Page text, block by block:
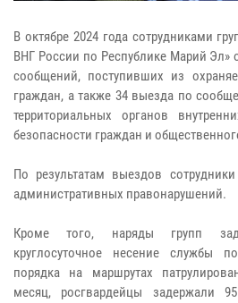
В октябре 2024 года сотрудниками
ВНГ России по Республике Марий Эл»
сообщений, поступивших из
граждан, а также 34 выезда по
территориальных органов
безопасности граждан и
По результатам выездов
административных правонарушений.
Кроме того, наряды групп
круглосуточное несение службы
порядка на маршрутах
месяц, росгвардейцы задержали